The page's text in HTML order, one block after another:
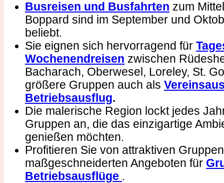
Busreisen und Busfahrten zum
Boppard sind im September und
beliebt.
Sie eignen sich hervorragend für
Wochenendreisen zwischen
Bacharach, Oberwesel, Loreley, St.
größere Gruppen auch als
Betriebsausflug.
Die malerische Region lockt jedes
Gruppen an, die das einzigartige
genießen möchten.
Profitieren Sie von attraktiven
maßgeschneiderten Angeboten für
Betriebsausflüge .